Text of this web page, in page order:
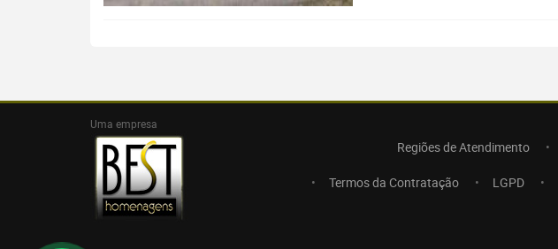
Uma empresa
Regiões de Atendimento
Termos da Contratação LGPD